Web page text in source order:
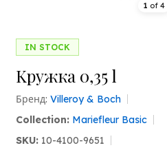
1 of 4
IN STOCK
Kружка 0,35 l
Бренд: Villeroy & Boch
Collection: Mariefleur Basic
SKU: 10-4100-9651